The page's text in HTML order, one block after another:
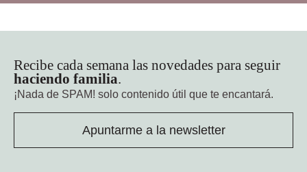
Recibe cada semana las novedades para seguir
haciendo familia.
¡Nada de SPAM! solo contenido útil que te encantará.
Apuntarme a la newsletter